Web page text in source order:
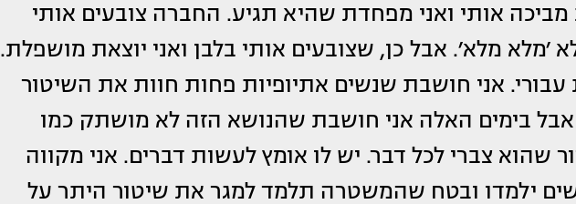
אותי ואני מפחדת שהיא תגיע. החברה צובעים אותי
׳מלא מלא׳. אבל כן, שצובעים אותי בלבן ואני יוצאת מושפלת.
אני חושבת שנשים אתיופיות פחות חוות את השיטור
אבל בימים האלה אני חושבת שהנושא הזה לא מושתק כמו
שהוא צברי לכל דבר. יש לו אומץ לעשות דברים. אני מקווה
ילמדו ובטח שהמשטרה תלמד למגר את שיטור היתר על